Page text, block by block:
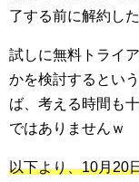
了する前に解約し
試しに無料トライ
かを検討するとい
ば、考える時間も
ではありませんｗ
以下より、10月20